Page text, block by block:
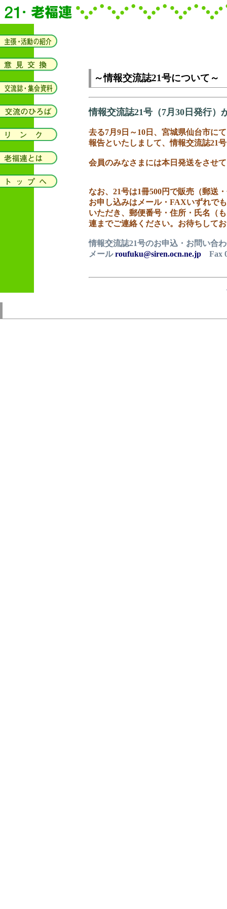
～情報交流誌21号について～
情報交流誌21号（7月30日発行）
去る7月9日～10日、宮城県仙台市に
報告といたしまして、情報交流誌21
会員のみなさまには本日発送をさせ
なお、21号は1冊500円で販売（郵送
お申し込みはメール・FAXいずれで
いただき、郵便番号・住所・氏名（
連までご連絡ください。お待ちして
情報交流誌21号のお申込・お問い合
メールroufuku@siren.ocn.ne.jp Fax